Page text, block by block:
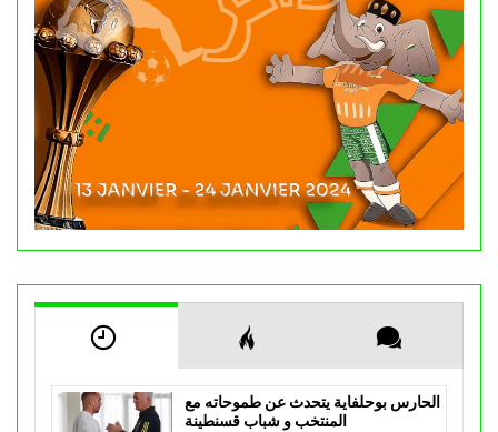
الحارس بوحلفاية يتحدث عن طموحاته مع
المنتخب و شباب قسنطينة